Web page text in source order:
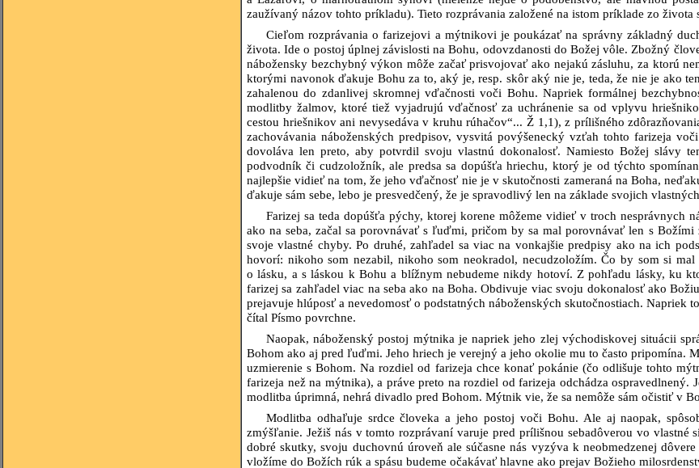
zaužívaný názov tohto príkladu). Tieto rozprávania založené na istom príklade zo
Cieľom rozprávania o farizejovi a mýtnikovi je poukázať na správny základný
života. Ide o postoj úplnej závislosti na Bohu, odovzdanosti do Božej vôle. Zbožný
nábožensky bezchybný výkon môže začať prisvojovať ako nejakú zásluhu, za ktorú
ktorými navonok ďakuje Bohu za to, aký je, resp. skôr aký nie je, teda, že nie je ako
zahalenou do zdanlivej skromnej vďačnosti voči Bohu. Napriek formálnej
modlitby žalmov, ktoré tiež vyjadrujú vďačnosť za uchránenie sa od vplyvu
cestou hriešnikov ani nevysedáva v kruhu rúhačov“... Ž 1,1), z prílišného
zachovávania náboženských predpisov, vysvitá povýšenecký vzťah tohto farizeja
dovoláva len preto, aby potvrdil svoju vlastnú dokonalosť. Namiesto Božej slávy
podvodník či cudzoložník, ale predsa sa dopúšťa hriechu, ktorý je od týchto
najlepšie vidieť na tom, že jeho vďačnosť nie je v skutočnosti zameraná na Boha,
ďakuje sám sebe, lebo je presvedčený, že je spravodlivý len na základe svojich
Farizej sa teda dopúšťa pýchy, ktorej korene môžeme vidieť v troch nesprávnych
ako na seba, začal sa porovnávať s ľuďmi, pričom by sa mal porovnávať len s
svoje vlastné chyby. Po druhé, zahľadel sa viac na vonkajšie predpisy ako na ich
hovorí: nikoho som nezabil, nikoho som neokradol, necudzoložím. Čo by som si
o lásku, a s láskou k Bohu a blížnym nebudeme nikdy hotoví. Z pohľadu lásky, ku
farizej sa zahľadel viac na seba ako na Boha. Obdivuje viac svoju dokonalosť ako
prejavuje hlúposť a nevedomosť o podstatných náboženských skutočnostiach. Napriek
čítal Písmo povrchne.
Naopak, náboženský postoj mýtnika je napriek jeho zlej východiskovej situácii
Bohom ako aj pred ľuďmi. Jeho hriech je verejný a jeho okolie mu to často pripomína.
uzmierenie s Bohom. Na rozdiel od farizeja chce konať pokánie (čo odlišuje tohto
farizeja než na mýtnika), a práve preto na rozdiel od farizeja odchádza
modlitba úprimná, nehrá divadlo pred Bohom. Mýtnik vie, že sa nemôže sám očistiť v
Modlitba odhaľuje srdce človeka a jeho postoj voči Bohu. Ale aj naopak,
zmýšľanie. Ježiš nás v tomto rozprávaní varuje pred prílišnou sebadôverou vo
dobré skutky, svoju duchovnú úroveň ale súčasne nás vyzýva k neobmedzenej
vložíme do Božích rúk a spásu budeme očakávať hlavne ako prejav Božieho